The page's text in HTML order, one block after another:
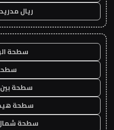
ريال
سطحة
سطحة
سطحة
سطحة